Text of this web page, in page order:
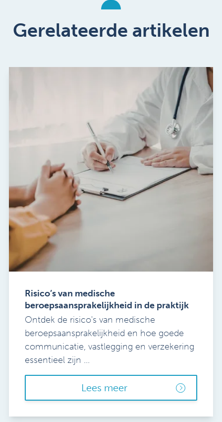
Gerelateerde artikelen
Risico’s van medische
beroepsaansprakelijkheid in de praktijk
Ontdek de risico's van medische
beroepsaansprakelijkheid en hoe goede
communicatie, vastlegging en verzekering
essentieel zijn ...
Lees meer